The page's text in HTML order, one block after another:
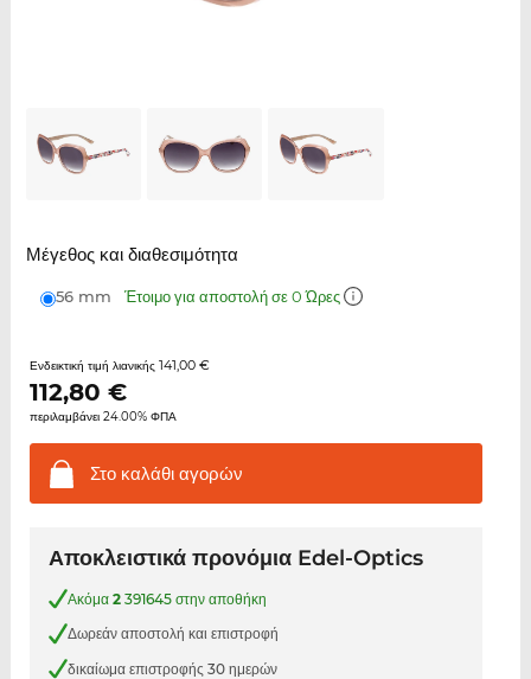
Μέγεθος και διαθεσιμότητα
56 mm Έτοιμο για αποστολή σε 0 Ώρες
Ενδεικτική τιμή λιανικής 141,00 €
112,80 €
περιλαμβάνει 24.00% ΦΠΑ
Στο καλάθιαγορών
Αποκλειστικά προνόμια Edel-Optics
Ακόμα 2391645 στην αποθήκη
Δωρεάν αποστολή και επιστροφή
δικαίωμα επιστροφής 30 ημερών